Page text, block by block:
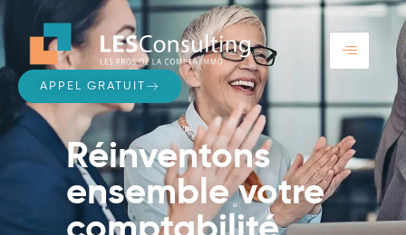
APPEL GRATUIT
Réinventons
ensemble votre